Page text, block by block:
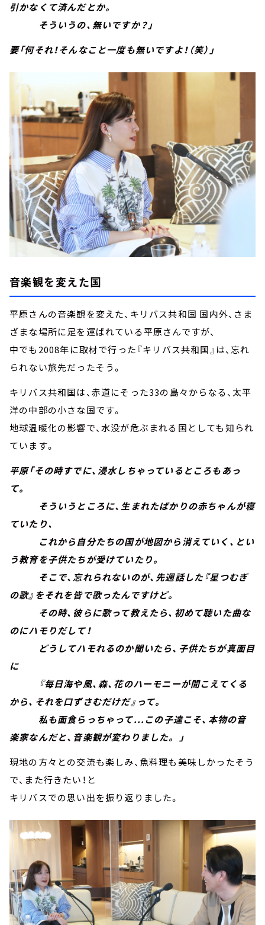
引かなくて済んだとか。
そういうの、無いですか？」
要「何それ！そんなこと一度も無いですよ！（笑）」
音楽観を変えた国
平原さんの音楽観を変えた、キリバス共和国 国内外、さま
ざまな場所に足を運ばれている平原さんですが、
中でも2008年に取材で行った『キリバス共和国』は、忘れ
られない旅先だったそう。
キリバス共和国は、赤道にそった33の島々からなる、太平
洋の中部の小さな国です。
地球温暖化の影響で、水没が危ぶまれる国としても知られ
ています。
平原「その時すでに、浸水しちゃっているところもあっ
て。
そういうところに、生まれたばかりの赤ちゃんが寝
ていたり、
これから自分たちの国が地図から消えていく、とい
う教育を子供たちが受けていたり。
そこで、忘れられないのが、先週話した『星つむぎ
の歌』をそれを皆で歌ったんですけど。
その時、彼らに歌って教えたら、初めて聴いた曲な
のにハモりだして！
どうしてハモれるのか聞いたら、子供たちが真面目
に
『毎日海や風、森、花のハーモニーが聞こえてくる
から、それを口ずさむだけだ』って。
私も面食らっちゃって...この子達こそ、本物の音
楽家なんだと、音楽観が変わりました。 」
現地の方々との交流も楽しみ、魚料理も美味しかったそう
で、また行きたい！と
キリバスでの思い出を振り返りました。